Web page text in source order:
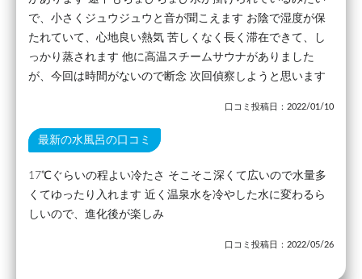
で、小さくジュウジュウと音が聞こえます お陰で湿度が保
たれていて、心地良い熱気 苦しくなく長く滞在できて、し
っかり蒸されます 他に高温スチームサウナがありました
が、今回は時間がないので断念 次回偵察しようと思います
口コミ投稿日：2022/01/10
最新の水風呂の口コミ
17℃ぐらいの程よい冷たさ そこそこ深くて広いので水量多
くてゆったり入れます 近く温泉水を冷やした水に変わるら
しいので、進化後が楽しみ
口コミ投稿日：2022/05/26